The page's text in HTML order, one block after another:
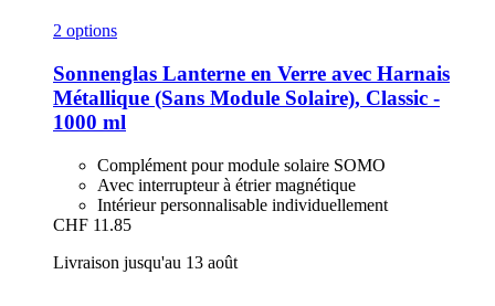
2 options
Sonnenglas Lanterne en Verre avec Harnais
Métallique (Sans Module Solaire), Classic -​
1000 ml
Complément pour module solaire SOMO
Avec interrupteur à étrier magnétique
Intérieur personnalisable individuellement
CHF 11.85
Livraison jusqu'au 13 août